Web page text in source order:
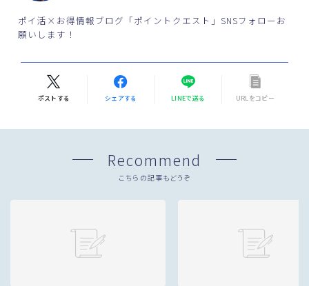
ポイ活×お得情報ブログ「ポイントクエスト」SNSフォローお
願いします！
ポストする シェアする LINEで送る URLをコピー
Recommend
こちらの記事もどうぞ